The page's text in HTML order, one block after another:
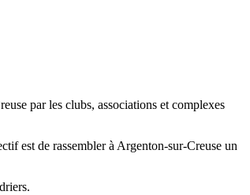
par les clubs, associations et complexes
est de rassembler à Argenton-sur-Creuse un